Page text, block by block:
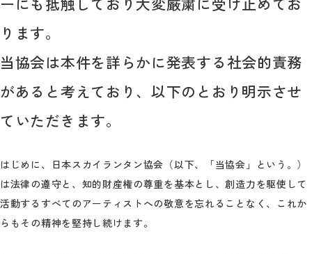
ります。
当協会は本件を詳らかに発表する社会的責務
があると考えており、以下のとおり明示させ
ていただきます。
はじめに、日本スカイランタン協会（以下、「当協会」という。）
は法律の遵守と、知的財産権の尊重を基本とし、創造力を駆使して
活動するすべてのアーティストへの敬意を忘れることなく、これか
らもその精神を堅持し続けます。